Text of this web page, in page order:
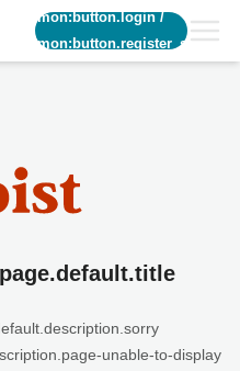
common:button.login/
common:button.register_short
unable-to-display